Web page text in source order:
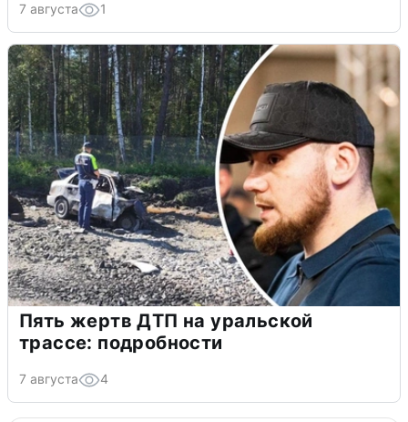
7 августа 1
Пять жертв ДТП на уральской
трассе: подробности
7 августа 4